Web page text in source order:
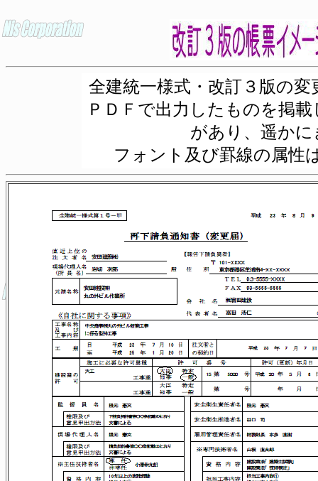
全建統一様式・改訂３版の
ＰＤＦで出力したものを掲
があり、遥か
フォント及び罫線の属性